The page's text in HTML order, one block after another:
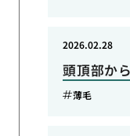
頭頂部か
2026.02.28
薄毛